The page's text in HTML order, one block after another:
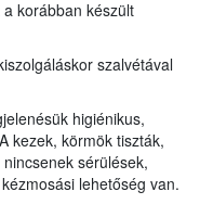
korábban készült
szalvétával
higiénikus,
kezek, körmök tiszták,
sérülések,
lehetőség van.